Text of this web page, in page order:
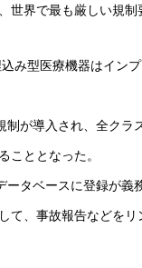
世界で最も厳しい規制
み型医療機器はイン
制が導入され、全クラ
こととなった。
ータベースに登録が義
て、事故報告などを